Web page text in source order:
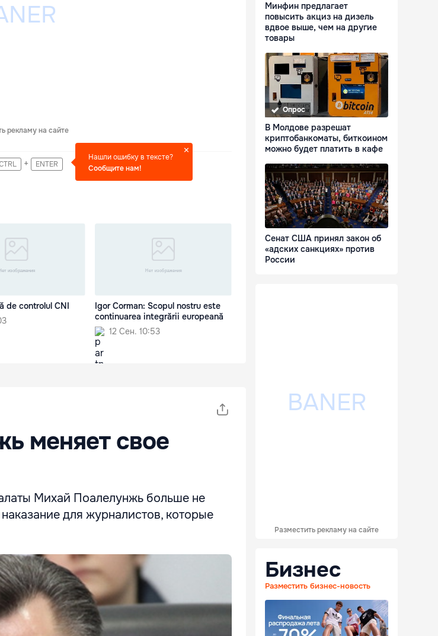
рекламу на сайте
+ ENTER
Нашли ошибку в тексте?
Сообщите нам!
de controlul CNI
Igor Corman: Scopul nostru este
continuarea integrării europeană
12 Сен. 10:53
меняет свое
Михай Поалелунжь больше не
для журналистов, которые
Минфин предлагает
повысить акциз на дизель
вдвое выше, чем на другие
товары
Опрос
В Молдове разрешат
криптобанкоматы, биткоином
можно будет платить в кафе
Сенат США принял закон об
«адских санкциях» против
России
Разместить рекламу на сайте
Бизнес
Разместить бизнес-новость